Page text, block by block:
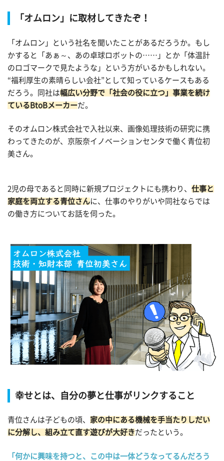
「オムロン」に取材してきたぞ！
「オムロン」という社名を聞いたことがあるだろうか。もし
かすると「あぁ～、あの卓球ロボットの……」とか「体温計
のロゴマークで見たような」という方がいるかもしれない。
“福利厚生の素晴らしい会社”として知っているケースもある
だろう。同社は幅広い分野で「社会の役に立つ」事業を続け
ているBtoBメーカーだ。
そのオムロン株式会社で入社以来、画像処理技術の研究に携
わってきたのが、京阪奈イノベーションセンタで働く青位初
美さん。
2児の母であると同時に新規プロジェクトにも携わり、 仕事と
家庭を両立する青位さんに、仕事のやりがいや同社ならでは
の働き方についてお話を伺った。
幸せとは、自分の夢と仕事がリンクすること
青位さんは子どもの頃、 家の中にある機械を手当たりしだい
に分解し、組み立て直す遊びが大好きだったという。
「何かに興味を持つと、この中は一体どうなってるんだろう